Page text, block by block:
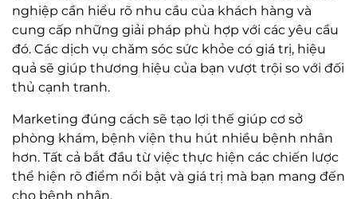
nghiệp cần hiểu rõ nhu cầu của khách hàng và
cung cấp những giải pháp phù hợp với các yêu cầu
đó. Các dịch vụ chăm sóc sức khỏe có giá trị, hiệu
quả sẽ giúp thương hiệu của bạn vượt trội so với đối
thủ cạnh tranh.
Marketing đúng cách sẽ tạo lợi thế giúp cơ sở
phòng khám, bệnh viện thu hút nhiều bệnh nhân
hơn. Tất cả bắt đầu từ việc thực hiện các chiến lược
thể hiện rõ điểm nổi bật và giá trị mà bạn mang đến
cho bệnh nhân.